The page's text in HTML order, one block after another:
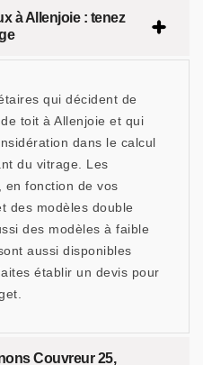
à Allenjoie : tenez
qui décident de
toit à Allenjoie et qui
dans le calcul
du vitrage. Les
en fonction de vos
des modèles double
des modèles à faible
aussi disponibles
établir un devis pour
Couvreur 25,